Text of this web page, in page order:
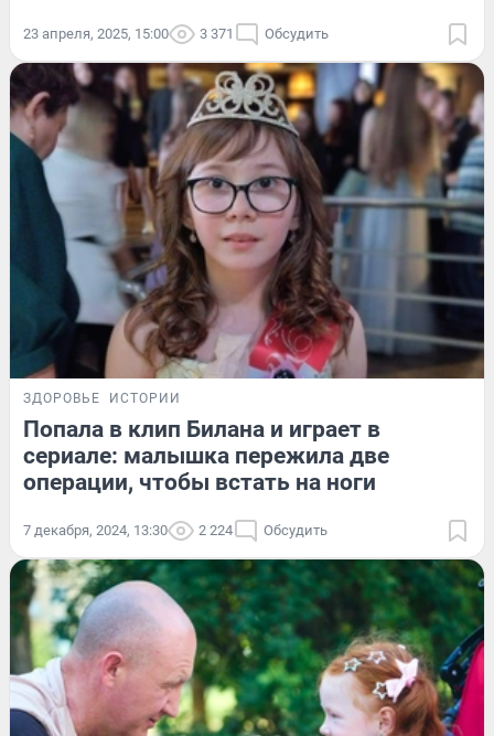
23 апреля, 2025, 15:00 3 371 Обсудить
ЗДОРОВЬЕ ИСТОРИИ
Попала в клип Билана и играет в
сериале: малышка пережила две
операции, чтобы встать на ноги
7 декабря, 2024, 13:30 2 224 Обсудить